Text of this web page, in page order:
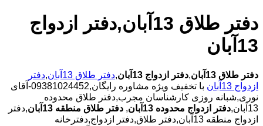
دفتر طلاق 13آبان,دفتر ازدواج
13آبان
دفتر طلاق 13آبان ,دفتر ازدواج 13آبان ,دفتر طلاق 13آبان ,دفتر
ازدواج 13آبان
با تخفیف ویژه مشاوره رایگان,09381024452-آقای
نوری,شبانه روزی کارشناسان مجرب,دفتر طلاق محدوده
13آبان,
دفتر ازدواج محدوده 13آبان , دفتر طلاق منطقه 13آبان
,دفتر
ازدواج منطقه 13آبان,دفتر طلاق,دفتر ازدواج,دفترخانه